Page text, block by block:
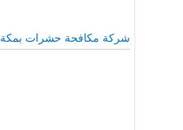
شركة مكافحة حشرات بمكة